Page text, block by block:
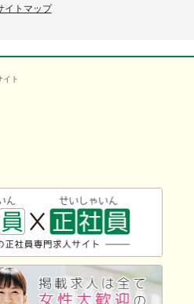
イトマップ
ト